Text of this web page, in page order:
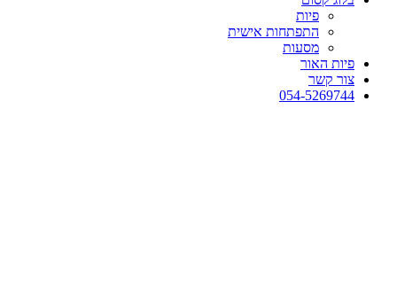
התפתחות אישית
מסעות
האור
קשר
054-